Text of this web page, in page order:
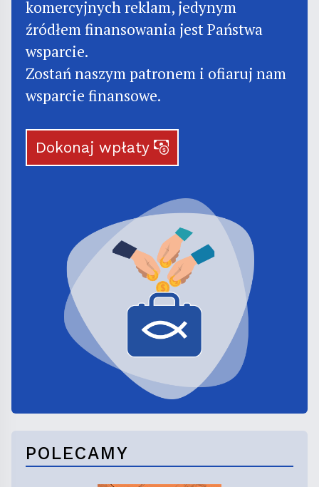
komercyjnych reklam, jedynym
źródłem finansowania jest Państwa
wsparcie.
Zostań naszym patronem i ofiaruj nam
wsparcie finansowe.
Dokonaj wpłaty
POLECAMY